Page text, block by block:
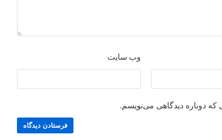
وب‌ سایت
که دوباره دیدگاهی می‌نویسم.